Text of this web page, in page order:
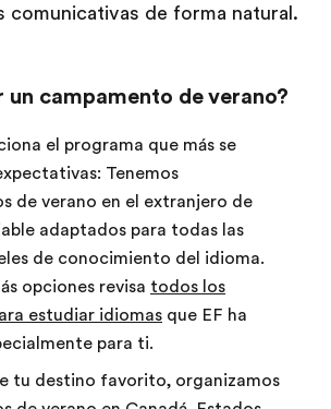
comunicativas de forma natural.
un campamento de verano?
el programa que más se
Tenemos
de verano en el extranjero de
adaptados para todas las
de conocimiento del idioma.
opciones revisa todos los
estudiar idiomas que EF ha
para ti.
tu destino favorito, organizamos